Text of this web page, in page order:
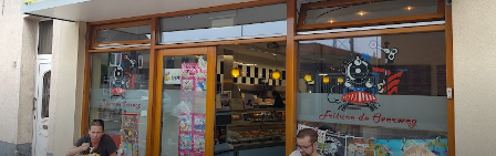
Keukens
Foodwall
Reviews